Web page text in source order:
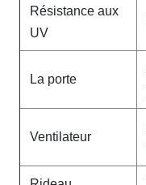
Résistance aux
UV
La porte
Ventilateur